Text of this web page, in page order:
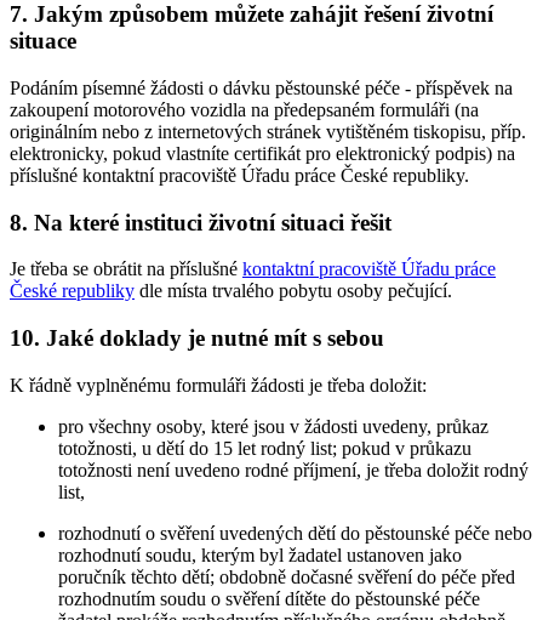
7. Jakým způsobem můžete zahájit řešení životní
situace
Podáním písemné žádosti o dávku pěstounské péče - příspěvek na
zakoupení motorového vozidla na předepsaném formuláři (na
originálním nebo z internetových stránek vytištěném tiskopisu, příp.
elektronicky, pokud vlastníte certifikát pro elektronický podpis) na
příslušné kontaktní pracoviště Úřadu práce České republiky.
8. Na které instituci životní situaci řešit
Je třeba se obrátit na příslušné kontaktní pracoviště Úřadu práce
České republiky dle místa trvalého pobytu osoby pečující.
10. Jaké doklady je nutné mít s sebou
K řádně vyplněnému formuláři žádosti je třeba doložit:
pro všechny osoby, které jsou v žádosti uvedeny, průkaz
totožnosti, u dětí do 15 let rodný list; pokud v průkazu
totožnosti není uvedeno rodné příjmení, je třeba doložit rodný
list,
rozhodnutí o svěření uvedených dětí do pěstounské péče nebo
rozhodnutí soudu, kterým byl žadatel ustanoven jako
poručník těchto dětí; obdobně dočasné svěření do péče před
rozhodnutím soudu o svěření dítěte do pěstounské péče